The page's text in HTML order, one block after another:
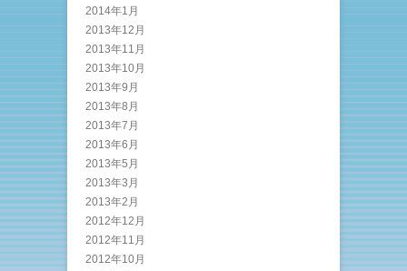
2014年1月
2013年12月
2013年11月
2013年10月
2013年9月
2013年8月
2013年7月
2013年6月
2013年5月
2013年3月
2013年2月
2012年12月
2012年11月
2012年10月